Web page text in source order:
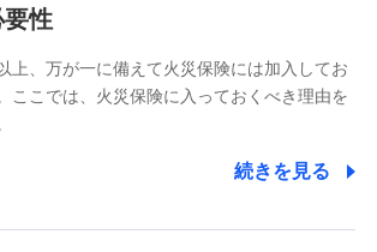
上およびお問合せ内容の正確な把握のため
個人情報
社手続を実施するため
要性
上、万が一に備えて火災保険には加入してお
ここでは、火災保険に入っておくべき理由を
続きを見る